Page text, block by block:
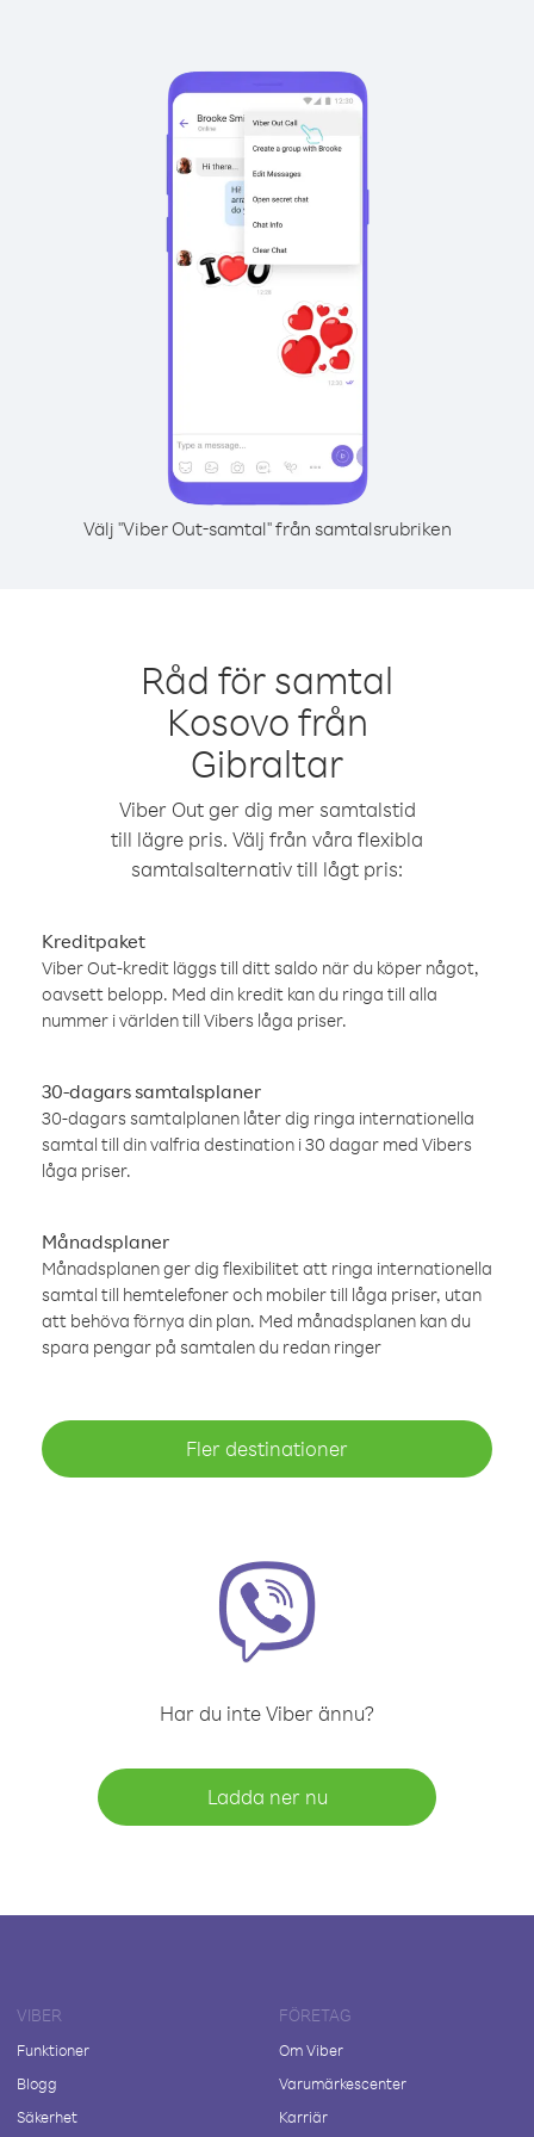
Välj "Viber Out-samtal" från samtalsrubriken
Råd för samtal
Kosovo från
Gibraltar
Viber Out ger dig mer samtalstid
till lägre pris. Välj från våra flexibla
samtalsalternativ till lågt pris:
Kreditpaket
Viber Out-kredit läggs till ditt saldo när du köper något,
oavsett belopp. Med din kredit kan du ringa till alla
nummer i världen till Vibers låga priser.
30-dagars samtalsplaner
30-dagars samtalplanen låter dig ringa internationella
samtal till din valfria destination i 30 dagar med Vibers
låga priser.
Månadsplaner
Månadsplanen ger dig flexibilitet att ringa internationella
samtal till hemtelefoner och mobiler till låga priser, utan
att behöva förnya din plan. Med månadsplanen kan du
spara pengar på samtalen du redan ringer
Fler destinationer
Har du inte Viber ännu?
Ladda ner nu
VIBER
Funktioner
Blogg
Säkerhet
FÖRETAG
Om Viber
Varumärkescenter
Karriär